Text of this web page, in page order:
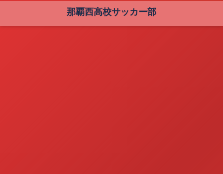
那覇西高校サッカー部